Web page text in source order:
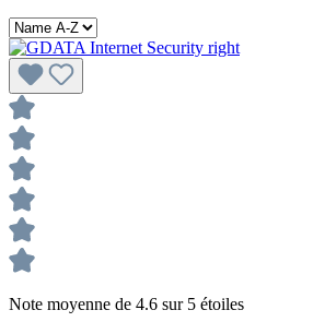
Note moyenne de 4.6 sur 5 étoiles